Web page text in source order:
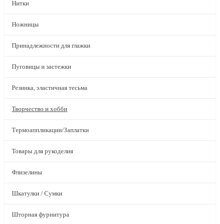
Нитки
Ножницы
Принадлежности для глажки
Пуговицы и застежки
Резинка, эластичная тесьма
Творчество и хобби
Термоаппликации/Заплатки
Товары для рукоделия
Флизелины
Шкатулки / Сумки
Шторная фурнитура